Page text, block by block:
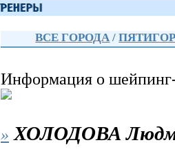
ВСЕ ГОРОДА /
Информация о
» ХОЛОДОВА